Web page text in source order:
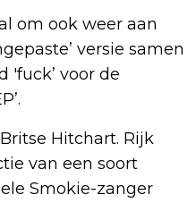
om ook weer aan
versie samen
'fuck’ voor de
Hitchart. Rijk
van een soort
Smokie-zanger